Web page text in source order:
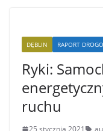
DĘBLIN RAPORT
Ryki:
ruchu
25 stycznia 2021